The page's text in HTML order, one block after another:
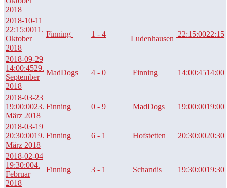
2018
2018-10-11
22:15:0011.
Oktober
2018
Finning 1 - 4
Ludenhausen
22:15:0022:15
2018-09-29
14:00:4529.
September
2018
MadDogs 4 - 0 Finning 14:00:4514:00
2018-03-23
19:00:0023.
März 2018
Finning 0 - 9 MadDogs 19:00:0019:00
2018-03-19
20:30:0019.
März 2018
Finning 6 - 1 Hofstetten 20:30:0020:30
2018-02-04
19:30:004.
Februar
2018
Finning 3 - 1 Schandis 19:30:0019:30